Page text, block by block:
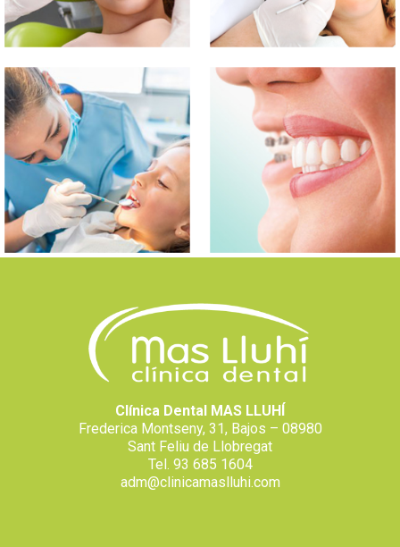
Clínica Dental MAS LLUHÍ
Frederica Montseny, 31, Bajos – 08980
Sant Feliu de Llobregat
Tel. 93 685 1604
adm@clinicamaslluhi.com